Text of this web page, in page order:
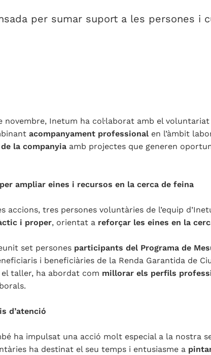
per sumar suport a les persones i
novembre, Inetum ha col·laborat amb el
acompanyament professional en l’àmbit
la companyia amb projectes que generen
ampliar eines i recursos en la cerca de feina
accions, tres persones voluntàries de l’equip
i proper, orientat a reforçar les eines en la
set persones participants del Programa de
i beneficiàries de la Renda Garantida de
taller, ha abordat com millorar els perfils
d’atenció
ha impulsat una acció molt especial a la nostra
ha destinat el seu temps i entusiasme a